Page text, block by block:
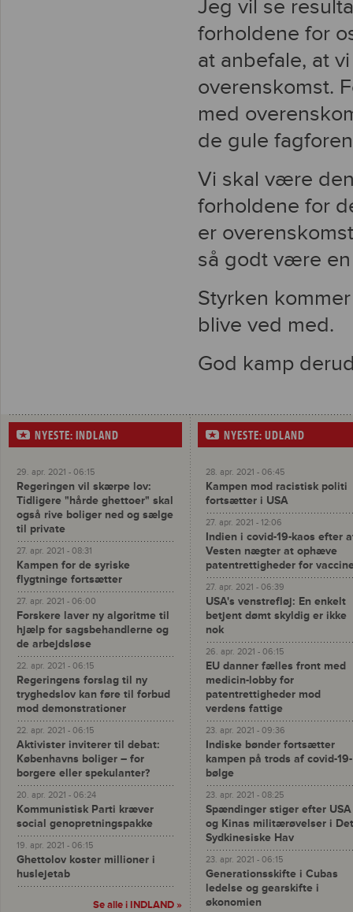
Jeg vil se
forholdene for
at anbefale, at
overenskomst.
med
de gule
Vi skal være
forholdene for
er
så godt være
Styrken
blive ved med.
God kamp
NYESTE: INDLAND
29. apr. 2021 - 06:15
Regeringen vil skærpe lov:
Tidligere "hårde ghettoer" skal
også rive boliger ned og sælge
til private
27. apr. 2021 - 08:31
Kampen for de syriske
flygtninge fortsætter
27. apr. 2021 - 06:00
Forskere laver ny algoritme til
hjælp for sagsbehandlerne og
de arbejdsløse
22. apr. 2021 - 06:15
Regeringens forslag til ny
tryghedslov kan føre til forbud
mod demonstrationer
22. apr. 2021 - 06:15
Aktivister inviterer til debat:
Københavns boliger – for
borgere eller spekulanter?
20. apr. 2021 - 06:24
Kommunistisk Parti kræver
social genopretningspakke
19. apr. 2021 - 06:15
Ghettolov koster millioner i
huslejetab
Se alle i INDLAND »
NYESTE: UDLAND
28. apr. 2021 - 06:45
Kampen mod racistisk politi
fortsætter i USA
27. apr. 2021 - 12:06
Indien i covid-19-kaos efter
Vesten nægter at ophæve
patentrettigheder for
27. apr. 2021 - 06:39
USA's venstrefløj: En enkelt
betjent dømt skyldig er ikke
nok
26. apr. 2021 - 06:15
EU danner fælles front med
medicin-lobby for
patentrettigheder mod
verdens fattige
23. apr. 2021 - 09:36
Indiske bønder fortsætter
kampen på trods af covid-19-
bølge
23. apr. 2021 - 08:25
Spændinger stiger efter USA
og Kinas militærøvelser i Det
Sydkinesiske Hav
23. apr. 2021 - 06:15
Generationsskifte i Cubas
ledelse og gearskifte i
økonomien